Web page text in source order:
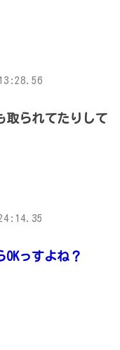
取られてたりして
っすよね？